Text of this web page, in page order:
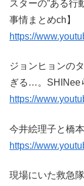
スターの”ある
事情まとめch】
https://
ジョンヒョンの
ぎる…。SHINee
https://
今井絵理子と橋
https://
現場にいた救急